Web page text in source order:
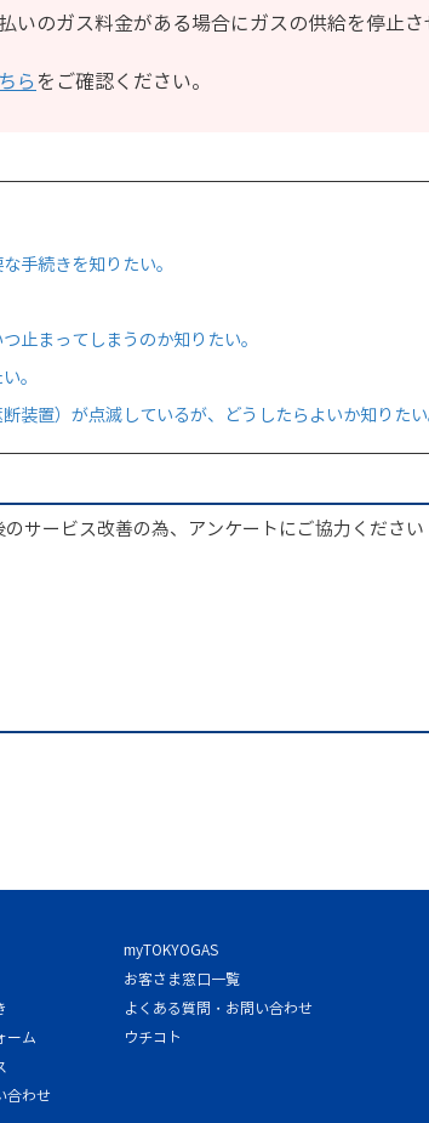
いのガス料金がある場合にガスの供給を停止さ
らをご確認ください。
手続きを知りたい。
止まってしまうのか知りたい。
。
装置）が点滅しているが、どうしたらよいか知りたい
のサービス改善の為、アンケートにご協力ください
ーム
合わせ
myTOKYOGAS
お客さま窓口一覧
よくある質問・お問い合わせ
ウチコト